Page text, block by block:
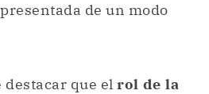
de un modo
destacar que el rol de la